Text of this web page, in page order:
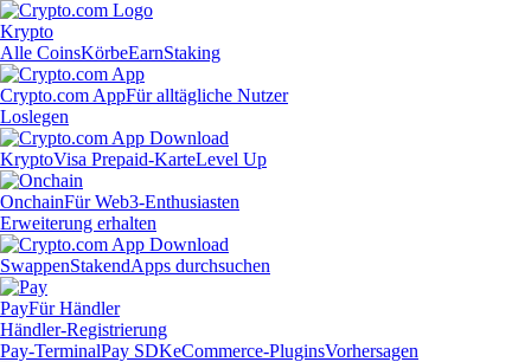
Krypto
Alle CoinsKörbeEarnStaking
Crypto.com AppFür alltägliche Nutzer
Loslegen
KryptoVisa Prepaid-KarteLevel Up
OnchainFür Web3-Enthusiasten
Erweiterung erhalten
SwappenStakendApps durchsuchen
PayFür Händler
Händler-Registrierung
Pay-TerminalPay SDKeCommerce-PluginsVorhersagen